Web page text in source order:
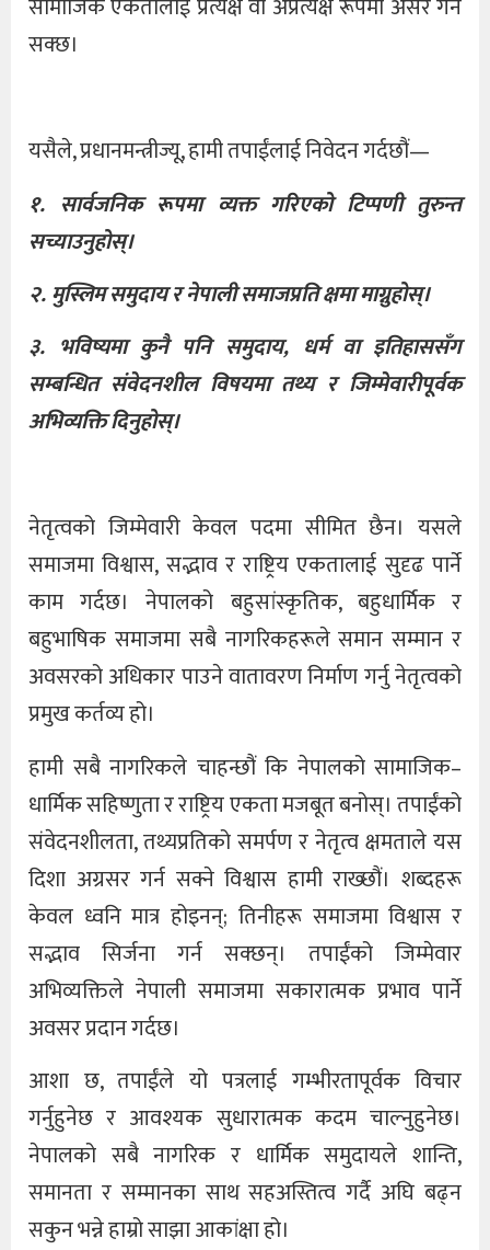
सामाजिक एकतालाई प्रत्यक्ष वा अप्रत्यक्ष रूपमा असर गर्न
सक्छ।
यसैले, प्रधानमन्त्रीज्यू, हामी तपाईंलाई निवेदन गर्दछौं—
१. सार्वजनिक रूपमा व्यक्त गरिएको टिप्पणी तुरुन्त
सच्याउनुहोस्।
२.मुस्लिमसमुदायरनेपालीसमाजप्रतिक्षमामाग्नुहोस्।
३. भविष्यमा कुनै पनि समुदाय, धर्म वा इतिहाससँग
सम्बन्धित संवेदनशील विषयमा तथ्य र जिम्मेवारीपूर्वक
अभिव्यक्तिदिनुहोस्।
नेतृत्वको जिम्मेवारी केवल पदमा सीमित छैन। यसले
समाजमा विश्वास, सद्भाव र राष्ट्रिय एकतालाई सुदृढ पार्ने
काम गर्दछ। नेपालको बहुसांस्कृतिक, बहुधार्मिक र
बहुभाषिक समाजमा सबै नागरिकहरूले समान सम्मान र
अवसरको अधिकार पाउने वातावरण निर्माण गर्नु नेतृत्वको
प्रमुख कर्तव्य हो।
हामी सबै नागरिकले चाहन्छौं कि नेपालको सामाजिक–
धार्मिक सहिष्णुता र राष्ट्रिय एकता मजबूत बनोस्। तपाईंको
संवेदनशीलता, तथ्यप्रतिको समर्पण र नेतृत्व क्षमताले यस
दिशा अग्रसर गर्न सक्ने विश्वास हामी राख्छौं। शब्दहरू
केवल ध्वनि मात्र होइनन्; तिनीहरू समाजमा विश्वास र
सद्भाव सिर्जना गर्न सक्छन्। तपाईंको जिम्मेवार
अभिव्यक्तिले नेपाली समाजमा सकारात्मक प्रभाव पार्ने
अवसर प्रदान गर्दछ।
आशा छ, तपाईंले यो पत्रलाई गम्भीरतापूर्वक विचार
गर्नुहुनेछ र आवश्यक सुधारात्मक कदम चाल्नुहुनेछ।
नेपालको सबै नागरिक र धार्मिक समुदायले शान्ति,
समानता र सम्मानका साथ सहअस्तित्व गर्दै अघि बढ्न
सकुन भन्ने हाम्रो साझा आकांक्षा हो।